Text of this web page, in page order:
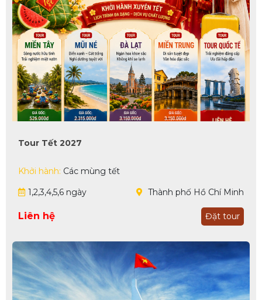
Tour Tết 2027
Khởi hành: Các mùng tết
1,2,3,4,5,6 ngày
Thành phố Hồ Chí Minh
Liên hệ Đặt tour